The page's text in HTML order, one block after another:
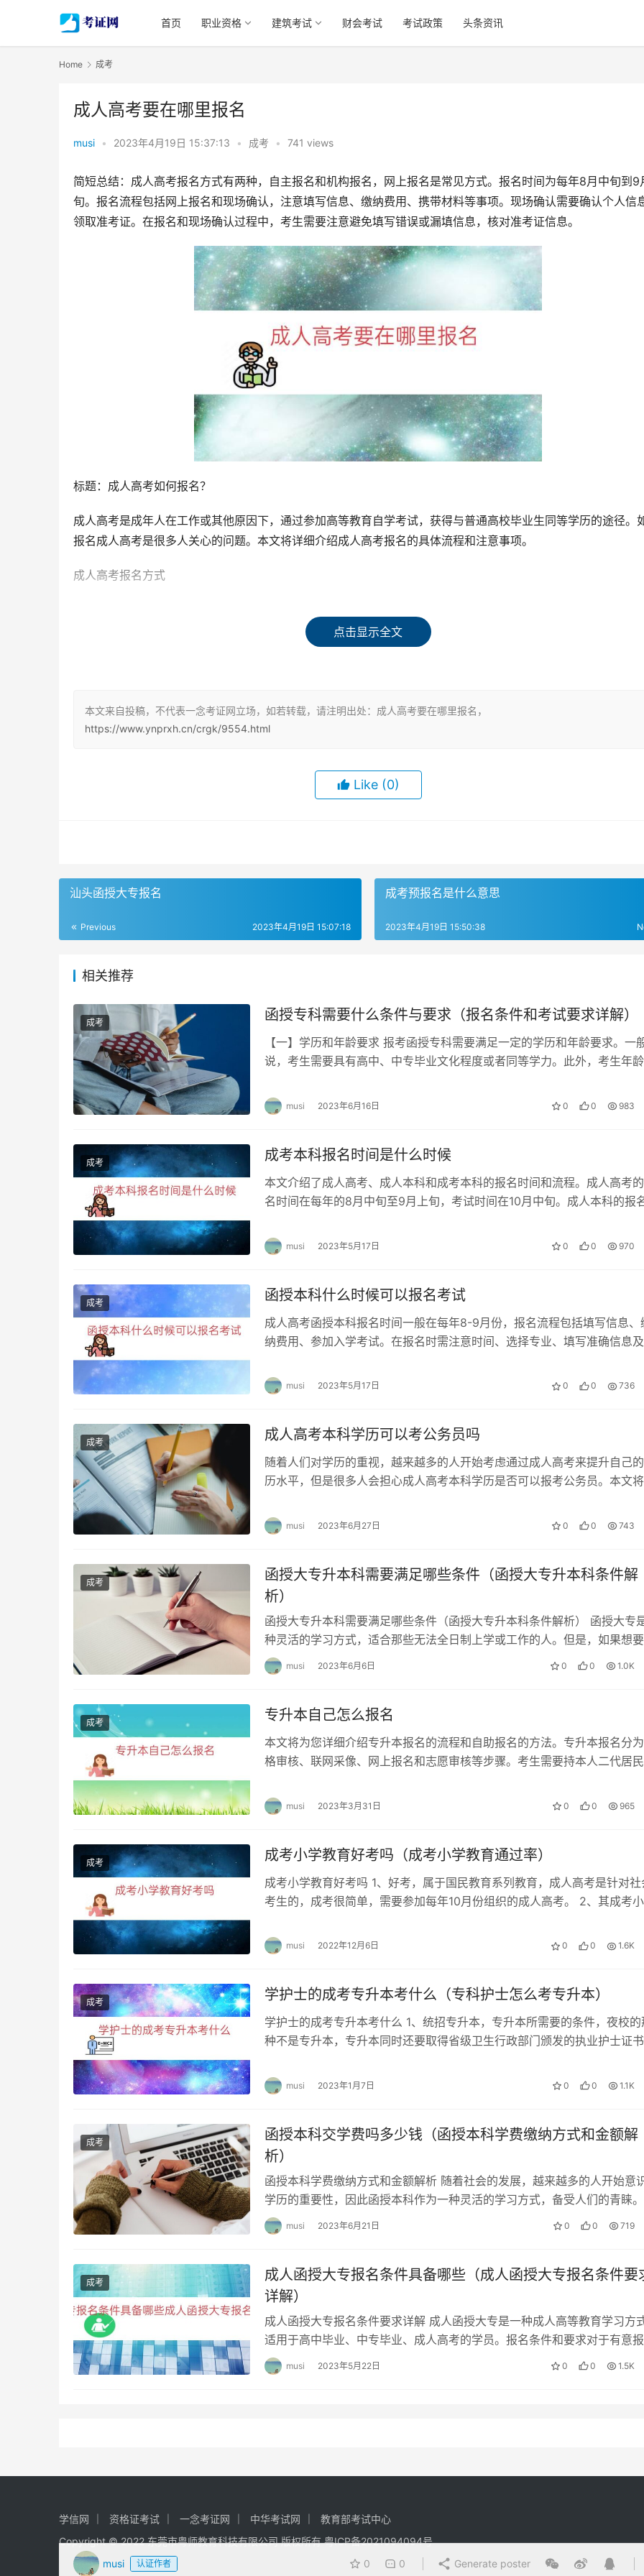
首页 职业资格 建筑考试 财会考试 考试政策 头条资讯
Home 成考
成人高考要在哪里报名
musi • 2023年4月19日 15:37:13 • 成考 • 741 views
简短总结：成人高考报名方式有两种，自主报名和机构报名，网上报名是常见方式。报名时间为每年8月中旬到9
旬。报名流程包括网上报名和现场确认，注意填写信息、缴纳费用、携带材料等事项。现场确认需要确认个人信
领取准考证。在报名和现场确认过程中，考生需要注意避免填写错误或漏填信息，核对准考证信息。
标题：成人高考如何报名？
成人高考是成年人在工作或其他原因下，通过参加高等教育自学考试，获得与普通高校毕业生同等学历的途径。
报名成人高考是很多人关心的问题。本文将详细介绍成人高考报名的具体流程和注意事项。
成人高考报名方式
名，需要选择正规的机构并缴纳报名费，代招考院会收取报名费用。而如果考生选择自己报名，可以选择在当地教
考试院的官网进行报名，也可以去当地高校进行报名。不过，很多考生都选择在网上进行报名。
成人高考报名一般在每年的8月中旬开始，到9月上旬结束。考生需要在规定的时间内完成报名和确认。
成人高考报名分为两个步骤，第一步是网上报名，第二步是现场确认。考生可以登录当地成考网上报名网站，按照
首先，考生需要在网上搜索自己所在地区的教育考试院官网。例如，在广东地区，可以搜索“广东省教育考试院”
后选择“学生端”进行登录。
填写个人信息和报考信息
登录成功后，考生需要根据网站提示，填写个人信息和报考信息等。需要注意的是，填写信息时应认真核对，避免
写错误或漏填信息。
缴纳报名费
填写信息后，考生需要缴纳报名费用。缴纳报名费用时，考生可以选择在线支付或现场缴纳。如果选择在线支付，
以通过支付宝、微信等方式进行支付。如果选择现场缴纳，需要到指定地点缴纳报名费用。
现场确认流程
完成网上报名后，考生需要到指定地点进行现场确认。现场确认是为了核实考生填写的信息是否真实有效，同时领
准考证和相关材料。
现场确认时间和地点
现场确认时间和地点在报名时会有详细说明。一般来说，现场确认时间在报名结束后的几天内，地点在当地教育考
院或指定的场所。
现场确认需要携带的材料
考生需要准备的材料包括本人身份证、报名费缴纳证明、最高学历证书（或学习工作证明）、本人照片等。考生在
场确认时应注意携带完整的材料，确保信息真实有效。
现场确认流程
员会发放准考证和相关材料。考生需要认真核对准考证上的信息，确保无误。
注意事项
在报名和现场确认过程中，考生需要注意以下事项：
确认报考专业和科目，避免填写错误。
缴纳报名费用时，注意支付方式和金额是否正确。
在现场确认时，需要携带完整的材料，确保信息真实有效。
确认准考证上的信息是否正确，如有错误需要及时更正。
总结
成人高考是成年人通过参加高等教育自学考试获得同等学历的途径。成人高考报名方式有自主报名和机构报名两种
而网上报名是较为常见的方式。报名时间一般在每年的8月中旬开始，到9月上旬结束。报名流程包括网上报名和
确认，考生需要注意填写信息、缴纳费用、携带材料等事项。在报名和现场确认过程中，考生需要认真核对信息
保无误。
点击显示全文
本文来自投稿，不代表一念考证网立场，如若转载，请注明出处：成人高考要在哪里报名，
https://www.ynprxh.cn/crgk/9554.html
Like (0)
musi 认证作者 0 0 Generate poster
汕头函授大专报名
Previous 2023年4月19日 15:07:18
成考预报名是什么意思
2023年4月19日 15:50:38
相关推荐
成考 函授专科需要什么条件与要求（报名条件和考试要求详解）
【一】学历和年龄要求 报考函授专科需要满足一定的学历和年龄要求。一
说，考生需要具有高中、中专毕业文化程度或者同等学力。此外，考生年龄
musi 2023年6月16日 0 0 983
成考 成考本科报名时间是什么时候
本文介绍了成人高考、成人本科和成考本科的报名时间和流程。成人高考
名时间在每年的8月中旬至9月上旬，考试时间在10月中旬。成人本科的报
musi 2023年5月17日 0 0 970
成考 函授本科什么时候可以报名考试
成人高考函授本科报名时间一般在每年8-9月份，报名流程包括填写信息、
纳费用、参加入学考试。在报名时需注意时间、选择专业、填写准确信息及
musi 2023年5月17日 0 0 736
成考 成人高考本科学历可以考公务员吗
随着人们对学历的重视，越来越多的人开始考虑通过成人高考来提升自己
历水平，但是很多人会担心成人高考本科学历是否可以报考公务员。本文将
musi 2023年6月27日 0 0 743
成考
函授大专升本科需要满足哪些条件（函授大专升本科条件解
析）
函授大专升本科需要满足哪些条件（函授大专升本科条件解析） 函授大专
种灵活的学习方式，适合那些无法全日制上学或工作的人。但是，如果想要
级到本科学历，需要满足哪些条件呢？下面我们…
musi 2023年6月6日 0 0 1.0K
成考 专升本自己怎么报名
本文将为您详细介绍专升本报名的流程和自助报名的方法。专升本报名分
格审核、联网采像、网上报名和志愿审核等步骤。考生需要持本人二代居民
musi 2023年3月31日 0 0 965
成考 成考小学教育好考吗（成考小学教育通过率）
成考小学教育好考吗 1、好考，属于国民教育系列教育，成人高考是针对社
考生的，成考很简单，需要参加每年10月份组织的成人高考。 2、其成考小
musi 2022年12月6日 0 0 1.6K
成考 学护士的成考专升本考什么（专科护士怎么考专升本）
学护士的成考专升本考什么 1、统招专升本，专升本所需要的条件，夜校的
种不是专升本，专升本同时还要取得省级卫生行政部门颁发的执业护士证书
musi 2023年1月7日 0 0 1.1K
成考
函授本科交学费吗多少钱（函授本科学费缴纳方式和金额解
析）
函授本科学费缴纳方式和金额解析 随着社会的发展，越来越多的人开始意
学历的重要性，因此函授本科作为一种灵活的学习方式，备受人们的青睐。
是，函授本科学费的缴纳方式和金额是很多人关…
musi 2023年6月21日 0 0 719
成考
成人函授大专报名条件具备哪些（成人函授大专报名条件要
详解）
成人函授大专报名条件要求详解 成人函授大专是一种成人高等教育学习方式
适用于高中毕业、中专毕业、成人高考的学员。报名条件和要求对于有意报
函授大专的学生来说非常重要。下面将详细介绍…
musi 2023年5月22日 0 0 1.5K
学信网 资格证考试 一念考证网 中华考试网
教育部考试中心
Copyright © 2022 东莞市粤师教育科技有限公司 版权所有粤ICP备2021094094号